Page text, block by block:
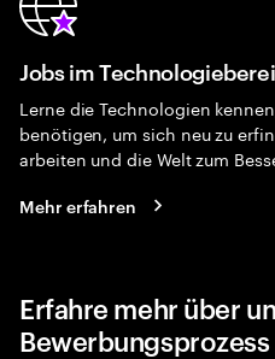
Jobs im
Lerne die Technologien
benötigen, um sich neu zu
arbeiten und die Welt zum
Mehr erfahren
Erfahre mehr über
Bewerbungsprozess